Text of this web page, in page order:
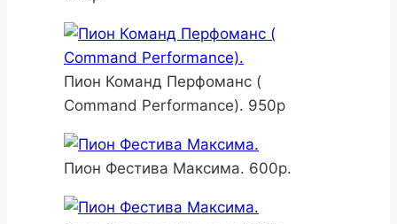
Пион Команд Перфоманс (
Command Performance). 950р
Пион Фестива Максима. 600р.